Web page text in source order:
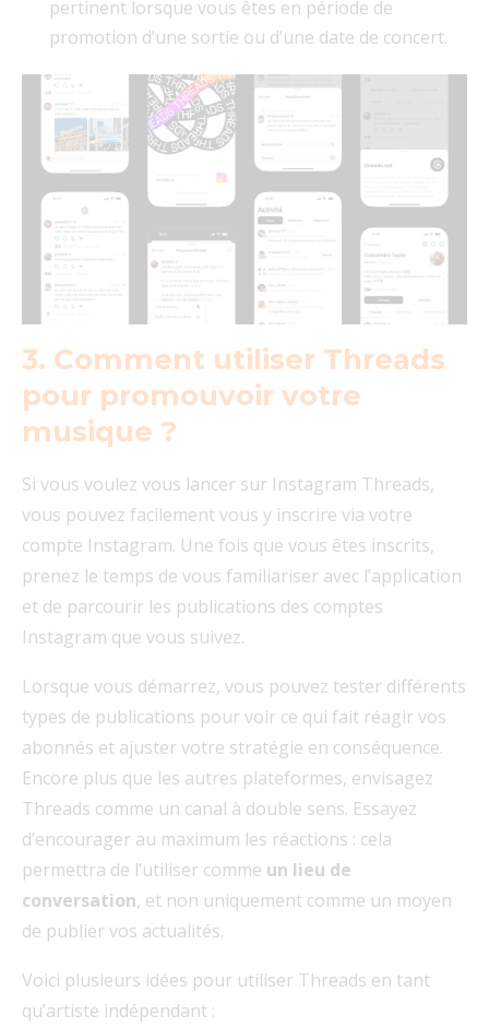
pertinent lorsque vous êtes en période de
promotion d’une sortie ou d’une date de concert.
3. Comment utiliser Threads
pour promouvoir votre
musique ?
Si vous voulez vous lancer sur Instagram Threads,
vous pouvez facilement vous y inscrire via votre
compte Instagram. Une fois que vous êtes inscrits,
prenez le temps de vous familiariser avec l’application
et de parcourir les publications des comptes
Instagram que vous suivez.
Lorsque vous démarrez, vous pouvez tester différents
types de publications pour voir ce qui fait réagir vos
abonnés et ajuster votre stratégie en conséquence.
Encore plus que les autres plateformes, envisagez
Threads comme un canal à double sens. Essayez
d’encourager au maximum les réactions : cela
permettra de l’utiliser comme un lieu de
conversation, et non uniquement comme un moyen
de publier vos actualités.
Voici plusieurs idées pour utiliser Threads en tant
qu’artiste indépendant :